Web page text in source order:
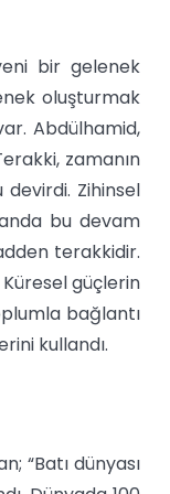
bir gelenek
oluşturmak
Abdülhamid,
zamanın
Zihinsel
bu devam
terakkidir.
Küresel güçlerin
bağlantı
kullandı.
“Batı dünyası